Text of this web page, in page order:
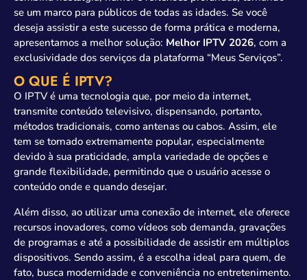
se um marco para públicos de todas as idades. Se você
deseja assistir a este sucesso de forma prática e moderna,
apresentamos a melhor solução: Melhor IPTV 2026, com a
exclusividade dos serviços da plataforma “Meus Serviços”.
O QUE É IPTV?
O IPTV é uma tecnologia que, por meio da internet,
transmite conteúdo televisivo, dispensando, portanto,
métodos tradicionais, como antenas ou cabos. Assim, ele
tem se tornado extremamente popular, especialmente
devido à sua praticidade, ampla variedade de opções e
grande flexibilidade, permitindo que o usuário acesse o
conteúdo onde e quando desejar.
Além disso, ao utilizar uma conexão de internet, ele oferece
recursos inovadores, como vídeos sob demanda, gravações
de programas e até a possibilidade de assistir em múltiplos
dispositivos. Sendo assim, é a escolha ideal para quem, de
fato, busca modernidade e conveniência no entretenimento.